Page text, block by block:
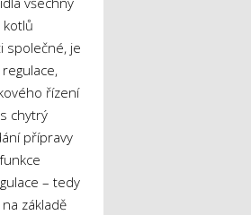
kotlů
společné, je
řízení
chytrý
přípravy
– tedy
základě